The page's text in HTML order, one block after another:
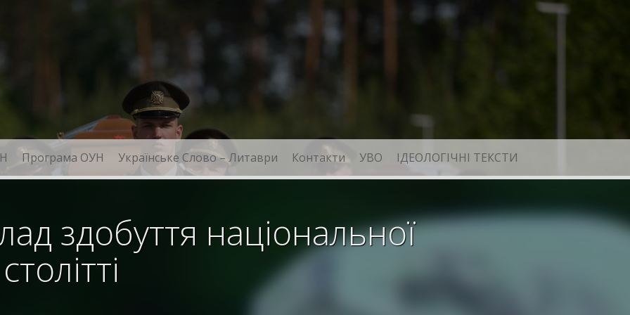
Програма ОУН Українське Слово – Литаври Контакти УВО ІДЕОЛОГІЧНІ ТЕКСТИ
здобуття національної